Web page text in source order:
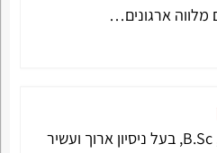
מלווה ארגונים…
זאב רונן, B.Sc, בעל ניסיון ארוך ועשיר